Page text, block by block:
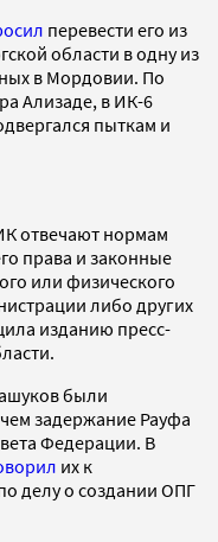
перевести его из
области в одну из
в Мордовии. По
Ализаде, в ИК-6
пыткам и
отвечают нормам
права и законные
или физического
либо других
изданию пресс-
были
задержание Рауфа
Федерации. В
их к
делу о создании ОПГ